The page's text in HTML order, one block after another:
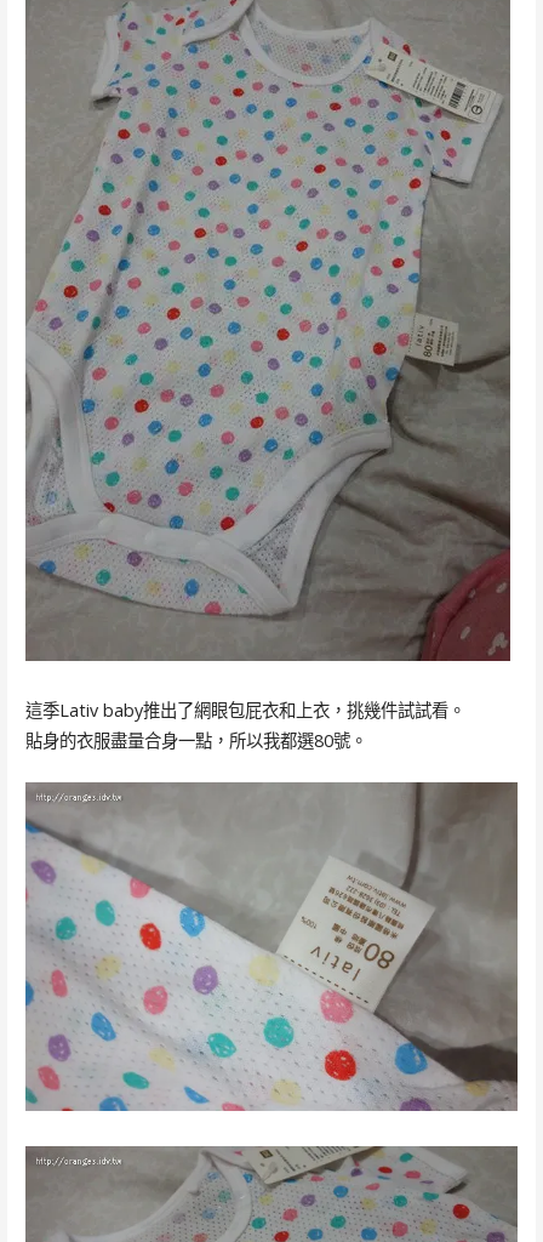
這季Lativ baby推出了網眼包屁衣和上衣，挑幾件試試看。
貼身的衣服盡量合身一點，所以我都選80號。